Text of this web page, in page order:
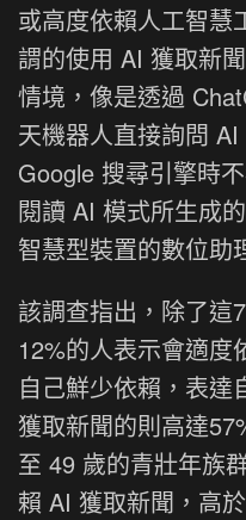
或高度依賴人工智慧
謂的使用 AI 獲取新
情境，像是透過
天機器人直接詢問
Google 搜尋引擎時
閱讀 AI 模式所生成
智慧型裝置的數位助
該調查指出，除了這
12%的人表示會適度
自己鮮少依賴，表達
獲取新聞的則高達
至 49 歲的青壯年族
賴 AI 獲取新聞，高